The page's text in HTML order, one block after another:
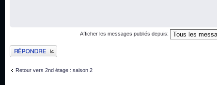
Afficher les messages publiés depuis:
Publier une réponse
Retour vers 2nd étage : saison 2